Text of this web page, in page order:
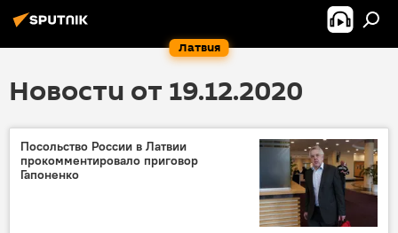
Латвия
Новости от 19.12.2020
Посольство России в Латвии
прокомментировало приговор
Гапоненко